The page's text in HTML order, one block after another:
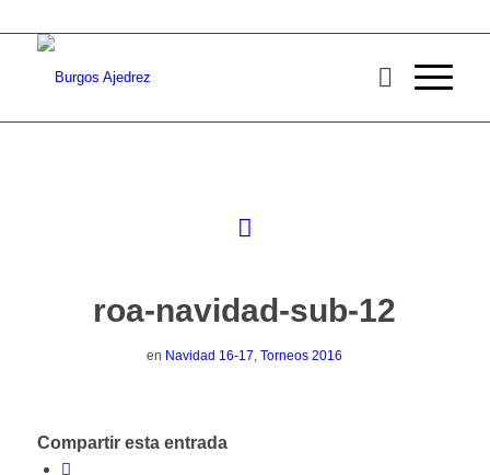
roa-navidad-sub-12
en Navidad 16-17,Torneos 2016
Compartir esta entrada